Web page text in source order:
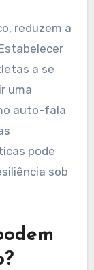
reduzem a
a se
uma
auto-fala
pode
sob